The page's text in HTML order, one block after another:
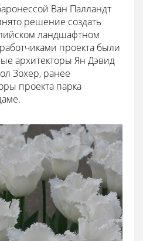
Ван Палландт
решение создать
ландшафтном
проекта были
архитекторы Ян Дэвид
Зохер, ранее
проекта парка